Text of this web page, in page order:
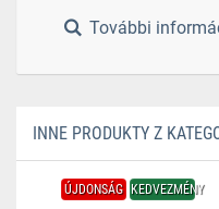
További
INNE PRODUKTY Z
ÚJDONSÁG KEDVEZMÉNY